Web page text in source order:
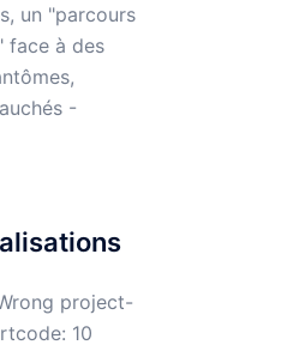
un "parcours
face à des
-
project-
10